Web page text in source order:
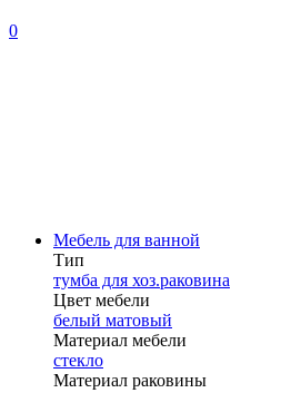
0
Мебель для ванной
Тип
тумба для хоз.раковина
Цвет мебели
белый матовый
Материал мебели
стекло
Материал раковины